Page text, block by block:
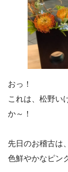
おっ！
これは、松野い
か～！
先日のお稽古は
色鮮やかなピン